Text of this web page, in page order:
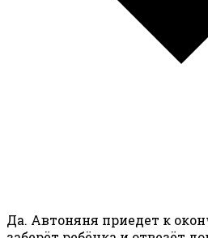
Да. Автоняня приедет к